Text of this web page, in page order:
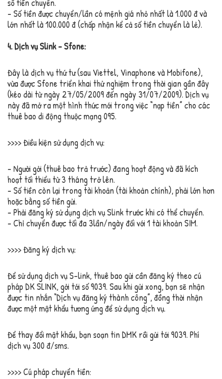
số tiền chuyển.
– Số tiền được chuyển/lần có mệnh giá nhỏ nhất là 1.000 đ và
lớn nhất là 100.000 đ (chấp nhận kể cả số tiền chuyển là lẻ).
4. Dịch vụ Slink – Sfone:
Đây là dịch vụ thứ tư (sau Viettel, Vinaphone và Mobifone),
vừa được Sfone triển khai thử nghiệm trong thời gian gần đây
(kéo dài từ ngày 27/05/2009 đến ngày 31/07/2009). Dịch vụ
này đã mở ra một hình thức mới trong việc “nạp tiền” cho các
thuê bao di động thuộc mạng 095.
>>>> Điều kiện sử dụng dịch vụ:
– Người gởi (thuê bao trả trước) đang hoạt động và đã kích
hoạt tối thiểu từ 3 tháng trở lên.
– Số tiền còn lại trong tài khoản (tài khoản chính), phải lớn hơn
hoặc bằng số tiền gửi.
– Phải đăng ký sử dụng dịch vụ Slink trước khi có thể chuyển.
– Chỉ chuyển được tối đa 3lần/ngày đối với 1 tài khoản SIM.
>>>> Đăng ký dịch vụ:
Để sử dụng dịch vụ S-link, thuê bao gửi cần đăng ký theo cú
pháp DK SLINK, gởi tới số 9039. Sau khi gửi xong, bạn sẽ nhận
được tin nhắn “Dịch vụ đăng ký thành công”, đồng thời nhận
được một mật khẩu tương ứng để sử dụng dịch vụ.
Để thay đổi mật khẩu, bạn soạn tin DMK rồi gửi tới 9039. Phí
dịch vụ 300 đ/sms.
>>>> Cú pháp chuyển tiền: